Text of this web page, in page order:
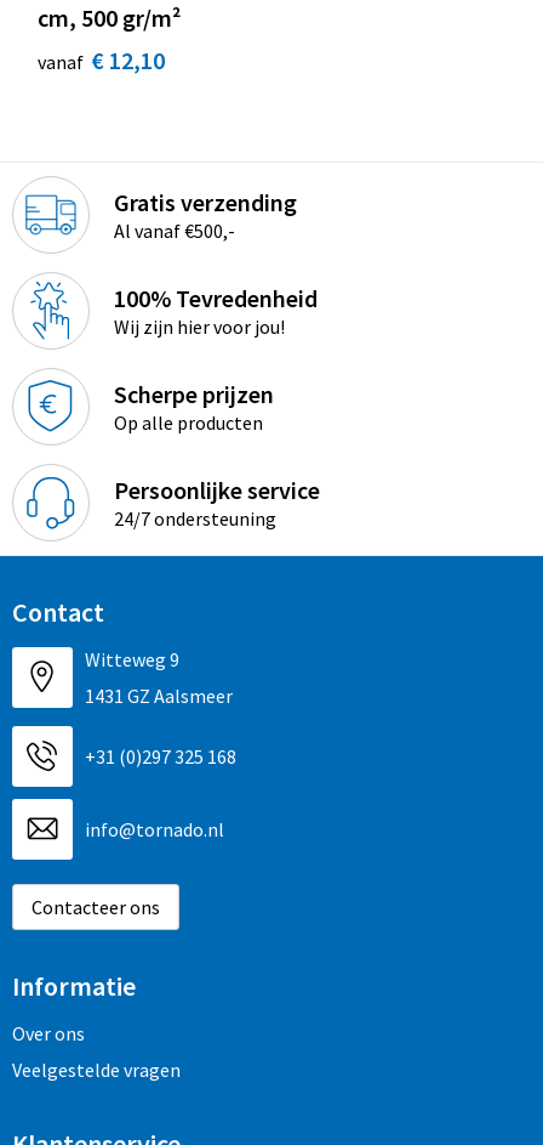
cm, 500 gr/m²
vanaf € 12,10
Gratis verzending
Al vanaf €500,-
100% Tevredenheid
Wij zijn hier voor jou!
Scherpe prijzen
Op alle producten
Persoonlijke service
24/7 ondersteuning
Contact
Witteweg 9
1431 GZ Aalsmeer
+31 (0)297 325 168
info@tornado.nl
Contacteer ons
Informatie
Over ons
Veelgestelde vragen